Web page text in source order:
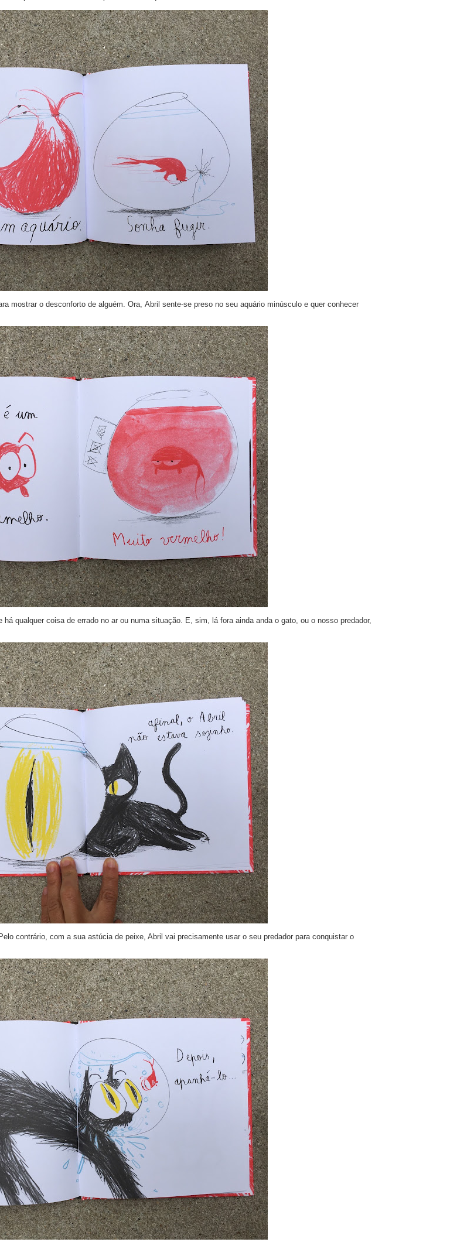
mostrar o desconforto de alguém. Ora, Abril sente-se preso no seu aquário minúsculo e quer conhecer
qualquer coisa de errado no ar ou numa situação. E, sim, lá fora ainda anda o gato, ou o nosso predador,
contrário, com a sua astúcia de peixe, Abril vai precisamente usar o seu predador para conquistar o